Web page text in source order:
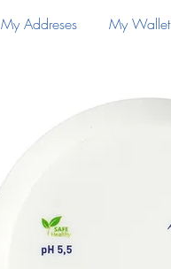
My Addreses My Wallet